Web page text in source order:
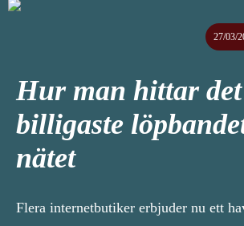
27/03/
Hur man hittar det
billigaste
nätet
Flera internetbutiker erbjuder nu ett